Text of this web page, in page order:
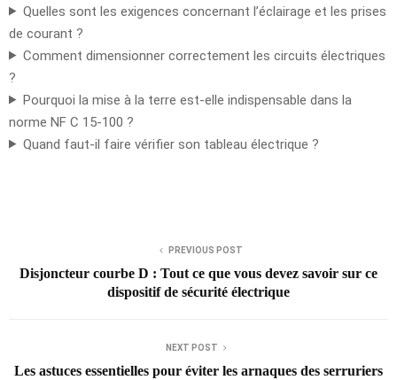
Quelles sont les exigences concernant l’éclairage et les prises
de courant ?
Comment dimensionner correctement les circuits électriques
?
Pourquoi la mise à la terre est-elle indispensable dans la
norme NF C 15-100 ?
Quand faut-il faire vérifier son tableau électrique ?
PREVIOUS POST
Disjoncteur courbe D : Tout ce que vous devez savoir sur ce
dispositif de sécurité électrique
NEXT POST
Les astuces essentielles pour éviter les arnaques des serruriers